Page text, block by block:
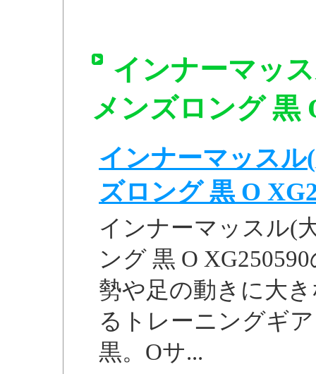
インナーマッ
メンズロング 黒
インナーマッス
ズロング 黒 O
インナーマッスル(
ング 黒 O
勢や足の動きに大
るトレーニングギ
黒。Oサ...